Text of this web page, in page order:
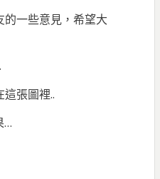
一些意見，希望大
張圖裡..
…